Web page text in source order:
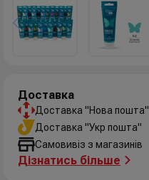
Доставка
Доставка "Нова пошта"
Доставка "Укр пошта"
Самовивіз з магазинів
Дізнатись більше